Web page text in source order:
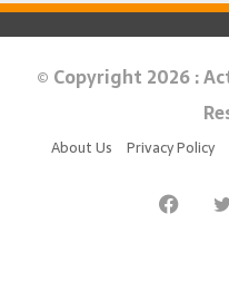
© Copyright 2026 :
About Us Privacy Policy